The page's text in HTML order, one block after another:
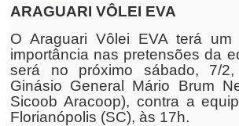
ARAGUARI VÔLEI EVA
O Araguari Vôlei EVA terá
importância nas pretensões da
será no próximo sábado, 7/
Ginásio General Mário Brum
Sicoob Aracoop), contra a
Florianópolis (SC), às 17h.